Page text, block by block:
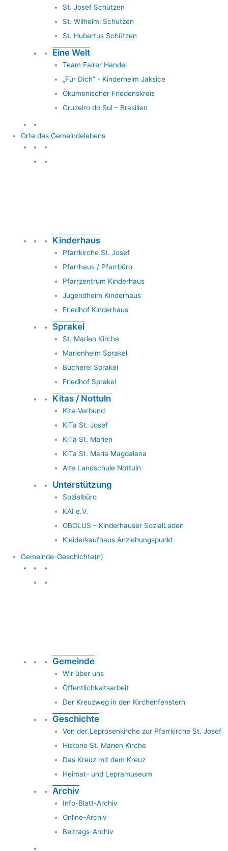
St. Josef Schützen
St. Wilhelmi Schützen
St. Hubertus Schützen
Eine Welt
Team Fairer Handel
„Für Dich” - Kinderheim Jaksice
Ökumenischer Friedenskreis
Cruzeiro do Sul – Brasilien
Orte des Gemeindelebens
Kinderhaus
Pfarrkirche St. Josef
Pfarrhaus / Pfarrbüro
Pfarrzentrum Kinderhaus
Jugendheim Kinderhaus
Friedhof Kinderhaus
Sprakel
St. Marien Kirche
Marienheim Sprakel
Bücherei Sprakel
Friedhof Sprakel
Kitas / Nottuln
Kita-Verbund
KiTa St. Josef
KiTa St. Marien
KiTa St. Maria Magdalena
Alte Landschule Nottuln
Unterstützung
Sozialbüro
KAI e.V.
OBOLUS – Kinderhauser SozialLaden
Kleiderkaufhaus Anziehungspunkt
Gemeinde-Geschichte(n)
Gemeinde
Wir über uns
Öffentlichkeitsarbeit
Der Kreuzweg in den Kirchenfenstern
Geschichte
Von der Leprosenkirche zur Pfarrkirche St. Josef
Historie St. Marien Kirche
Das Kreuz mit dem Kreuz
Heimat- und Lepramuseum
Archiv
Info-Blatt-Archiv
Online-Archiv
Beitrags-Archiv